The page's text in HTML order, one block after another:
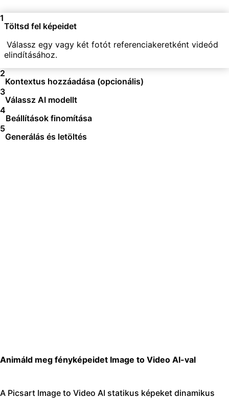
1
Töltsd fel képeidet
Válassz egy vagy két fotót referenciakeretként videód
elindításához.
2
Kontextus hozzáadása (opcionális)
3
Válassz AI modellt
4
Beállítások finomítása
5
Generálás és letöltés
Animáld meg fényképeidet Image to Video AI-val
A Picsart Image to Video AI statikus képeket dinamikus